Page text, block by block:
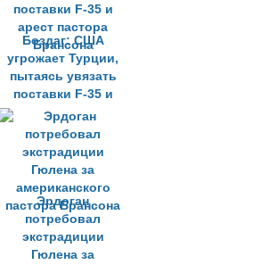
Боздаг: США
угрожает Турции,
пытаясь увязать
поставки F-35 и
арест пастора
Брансона
Эрдоган
потребовал
экстрадиции
Гюлена за